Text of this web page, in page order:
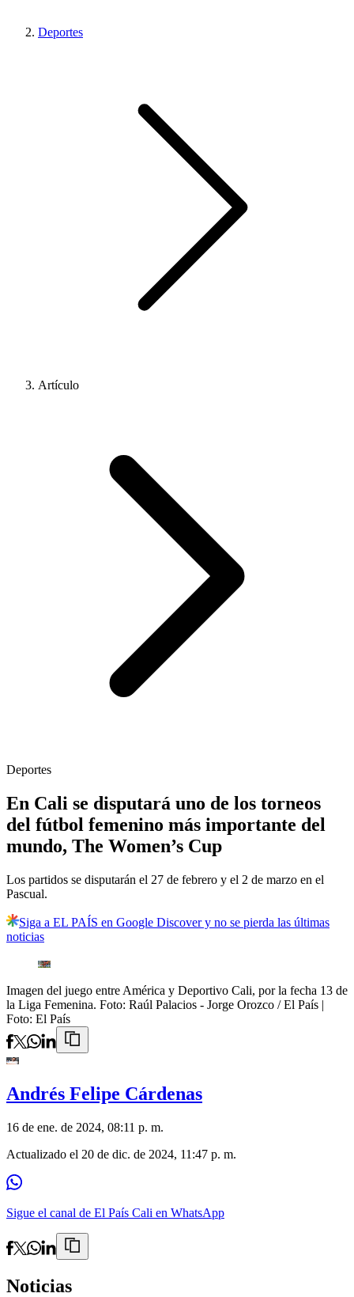
Deportes
Artículo
Deportes
En Cali se disputará uno de los torneos
del fútbol femenino más importante del
mundo, The Women’s Cup
Los partidos se disputarán el 27 de febrero y el 2 de marzo en el
Pascual.
Siga a EL PAÍS en Google Discover y no se pierda las últimas
noticias
Imagen del juego entre América y Deportivo Cali, por la fecha 13 de
la Liga Femenina. Foto: Raúl Palacios - Jorge Orozco / El País |
Foto: El País
Andrés Felipe Cárdenas
16 de ene. de 2024, 08:11 p. m.
Actualizado el 20 de dic. de 2024, 11:47 p. m.
Sigue el canal de El País Cali en WhatsApp
Noticias